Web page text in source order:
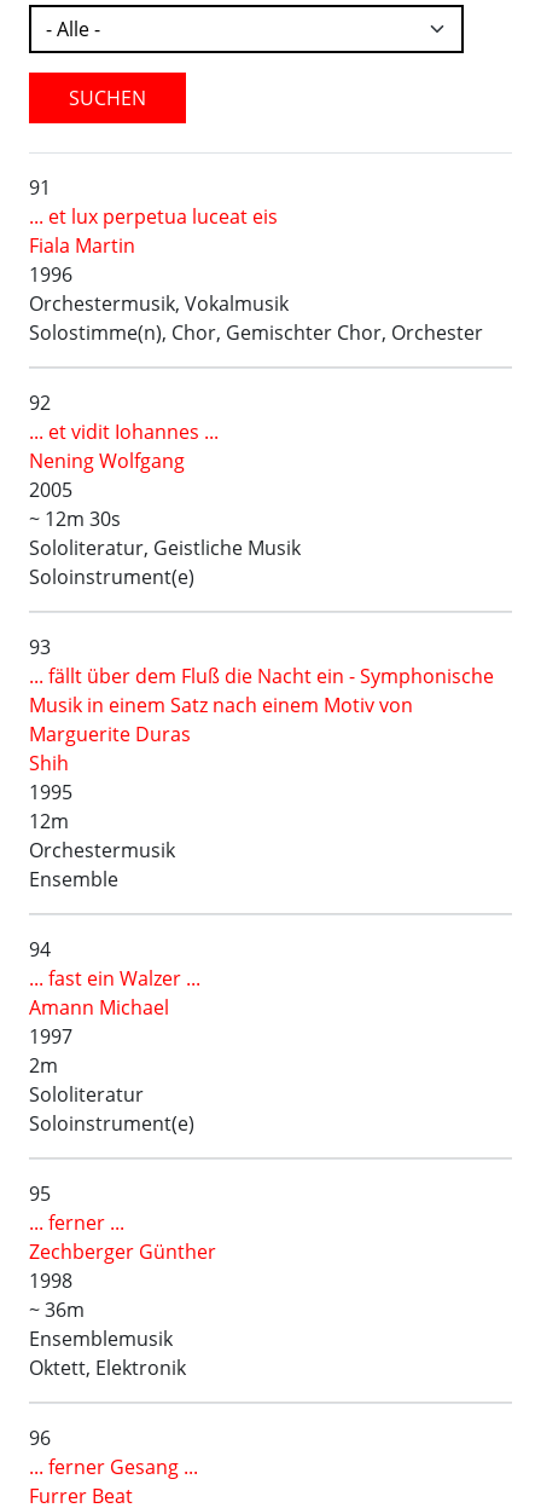
SUCHEN
91
... et lux perpetua luceat eis
Fiala Martin
1996
Orchestermusik, Vokalmusik
Solostimme(n), Chor, Gemischter Chor, Orchester
92
... et vidit Iohannes ...
Nening Wolfgang
2005
~ 12m 30s
Sololiteratur, Geistliche Musik
Soloinstrument(e)
93
... fällt über dem Fluß die Nacht ein - Symphonische
Musik in einem Satz nach einem Motiv von
Marguerite Duras
Shih
1995
12m
Orchestermusik
Ensemble
94
... fast ein Walzer ...
Amann Michael
1997
2m
Sololiteratur
Soloinstrument(e)
95
... ferner ...
Zechberger Günther
1998
~ 36m
Ensemblemusik
Oktett, Elektronik
96
... ferner Gesang ...
Furrer Beat